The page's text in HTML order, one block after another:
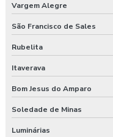
Vargem Alegre
São Francisco de Sales
Rubelita
Itaverava
Bom Jesus do Amparo
Soledade de Minas
Luminárias